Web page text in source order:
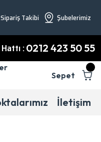
Sipariş Takibi Şubelerimiz
:0212 423 50 55
Sepet
İletişim